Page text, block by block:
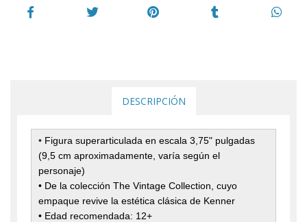
DESCRIPCIÓN
• Figura superarticulada en escala 3,75" pulgadas
(9,5 cm aproximadamente, varía según el
personaje)
• De la colección The Vintage Collection, cuyo
empaque revive la estética clásica de Kenner
• Edad recomendada: 12+